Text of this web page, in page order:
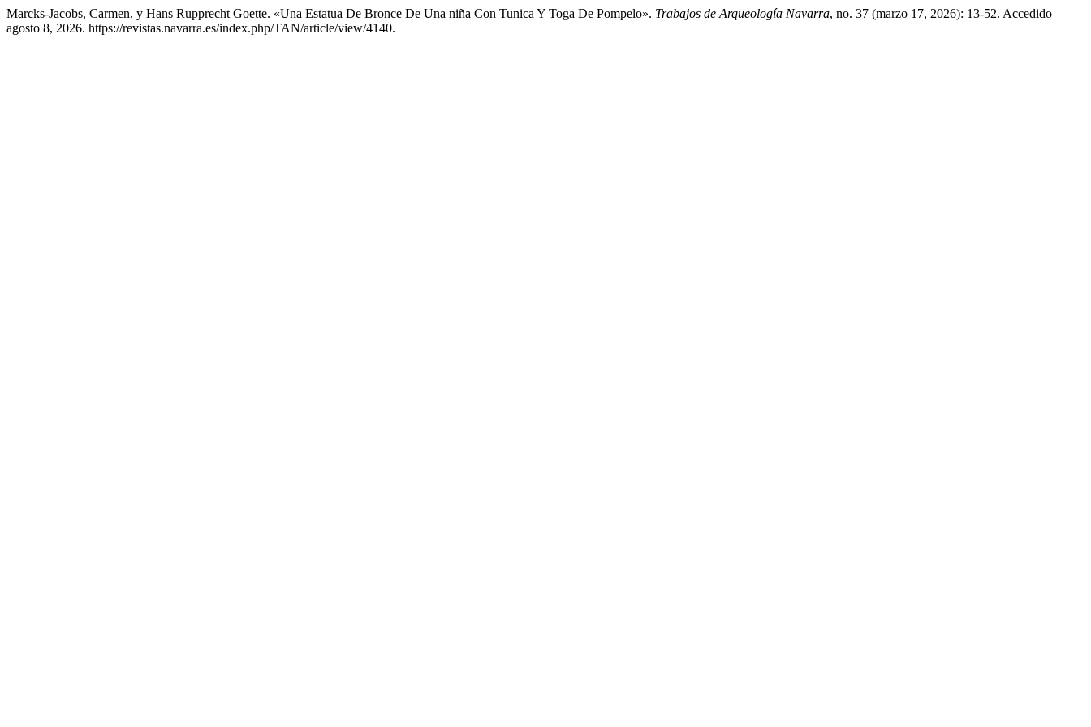
Marcks-Jacobs, Carmen, y Hans Rupprecht Goette. «Una Estatua De Bronce De Una niña Con Tunica Y Toga De Pompelo». Trabajos de Arqueología Navarra, no. 37 (marzo 17, 2026): 13-52. Accedido
agosto 8, 2026. https://revistas.navarra.es/index.php/TAN/article/view/4140.